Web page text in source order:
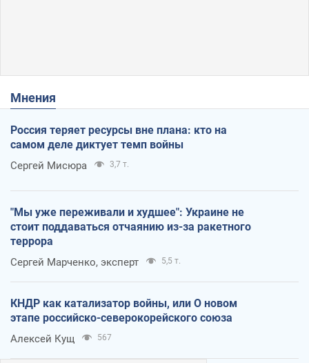
Мнения
Россия теряет ресурсы вне плана: кто на
самом деле диктует темп войны
Сергей Мисюра 3,7 т.
"Мы уже переживали и худшее": Украине не
стоит поддаваться отчаянию из-за ракетного
террора
Сергей Марченко, эксперт 5,5 т.
КНДР как катализатор войны, или О новом
этапе российско-северокорейского союза
Алексей Кущ 567